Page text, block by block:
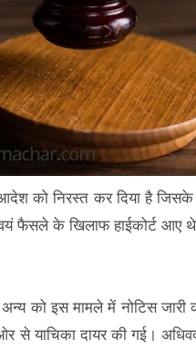
को निरस्त कर दिया है जिसके
फैसले के खिलाफ हाईकोर्ट
अन्य को इस मामले में नोटिस
से याचिका दायर की गई।